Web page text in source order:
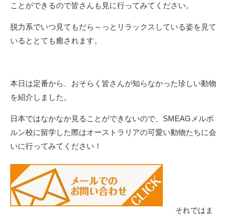
ことができるので皆さんも見に行ってみてください。
脱力系でいつ見てもだら～っとリラックスしている姿を見て
いるととても癒されます。
本日は定番から、おそらく皆さんが知らなかった珍しい動物
を紹介しました。
日本ではなかなか見ることができないので、SMEAGメルボ
ルン校に留学した際はオーストラリアの可愛い動物たちに会
いに行ってみてください！
それではま